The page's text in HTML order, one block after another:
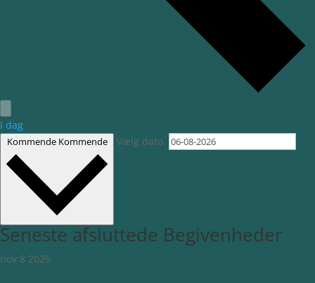
I dag
Kommende Kommende Vælg dato.
Seneste afsluttede Begivenheder
nov 8 2025